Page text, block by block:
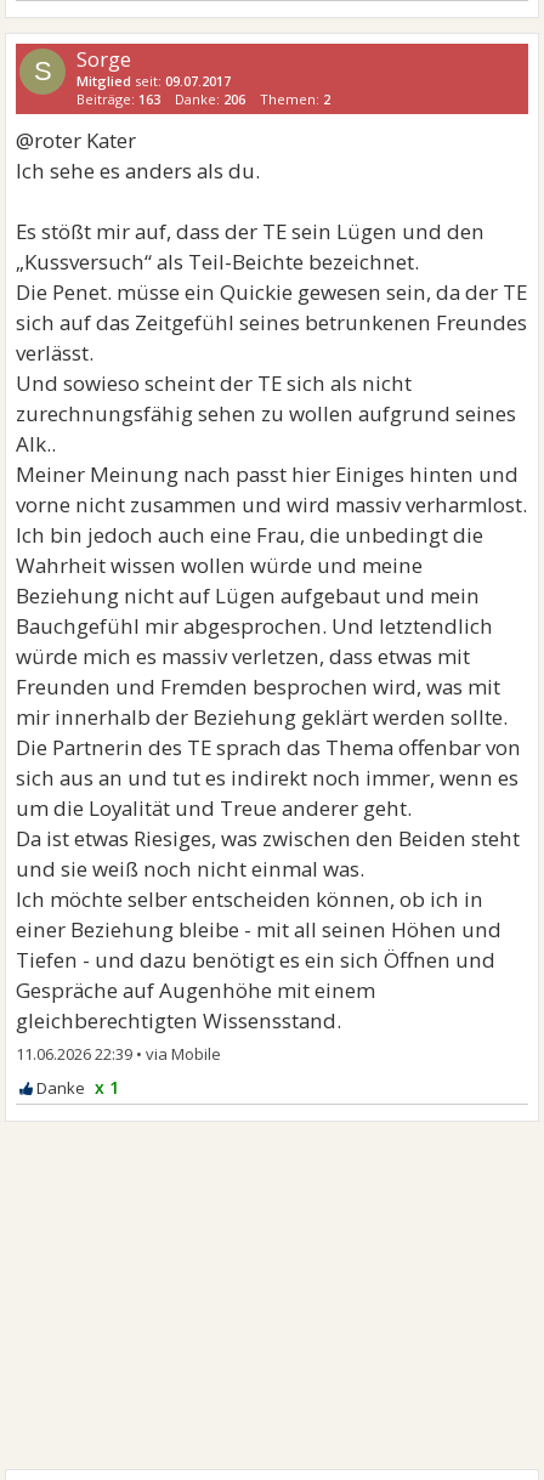
S Sorge
Mitglied seit:09.07.2017
Beiträge: 163 Danke: 206 Themen: 2
@roter Kater
Ich sehe es anders als du.
Es stößt mir auf, dass der TE sein Lügen und den
„Kussversuch“ als Teil-Beichte bezeichnet.
Die Penet. müsse ein Quickie gewesen sein, da der TE
sich auf das Zeitgefühl seines betrunkenen Freundes
verlässt.
Und sowieso scheint der TE sich als nicht
zurechnungsfähig sehen zu wollen aufgrund seines
Alk..
Meiner Meinung nach passt hier Einiges hinten und
vorne nicht zusammen und wird massiv verharmlost.
Ich bin jedoch auch eine Frau, die unbedingt die
Wahrheit wissen wollen würde und meine
Beziehung nicht auf Lügen aufgebaut und mein
Bauchgefühl mir abgesprochen. Und letztendlich
würde mich es massiv verletzen, dass etwas mit
Freunden und Fremden besprochen wird, was mit
mir innerhalb der Beziehung geklärt werden sollte.
Die Partnerin des TE sprach das Thema offenbar von
sich aus an und tut es indirekt noch immer, wenn es
um die Loyalität und Treue anderer geht.
Da ist etwas Riesiges, was zwischen den Beiden steht
und sie weiß noch nicht einmal was.
Ich möchte selber entscheiden können, ob ich in
einer Beziehung bleibe - mit all seinen Höhen und
Tiefen - und dazu benötigt es ein sich Öffnen und
Gespräche auf Augenhöhe mit einem
gleichberechtigten Wissensstand.
11.06.2026 22:39 •
x 1